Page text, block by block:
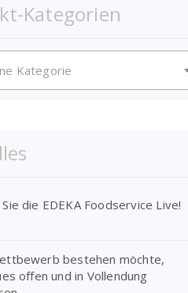
Kategorien
Kategorie
die EDEKA Foodservice Live!
bestehen möchte,
offen und in Vollendung